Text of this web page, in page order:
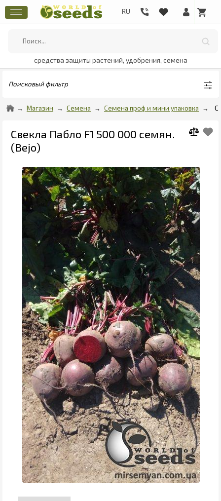
средства защиты растений, удобрения, семена
Поисковый фильтр
Магазин Семена Семена проф и мини упаковка
Свекла Пабло F1 500 000 семян.
(Bejo)